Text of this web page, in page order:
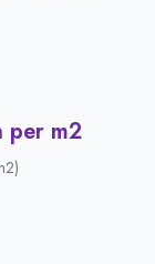
per m2